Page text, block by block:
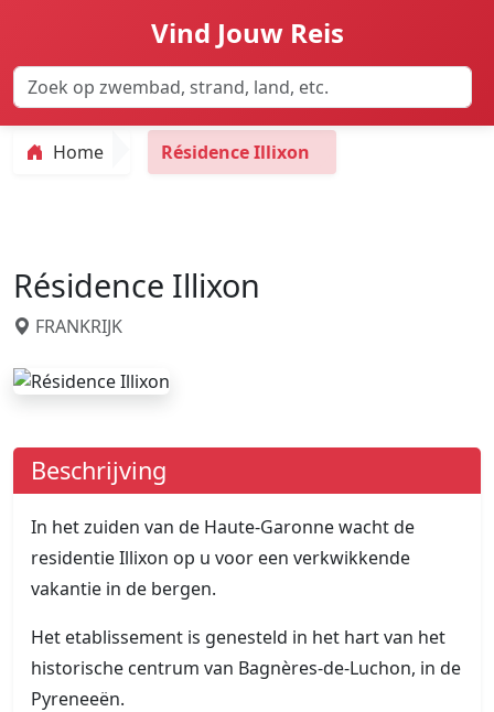
Vind Jouw Reis
Home Résidence Illixon
Résidence Illixon
FRANKRIJK
Beschrijving
In het zuiden van de Haute-Garonne wacht de
residentie Illixon op u voor een verkwikkende
vakantie in de bergen.
Het etablissement is genesteld in het hart van het
historische centrum van Bagnères-de-Luchon, in de
Pyreneeën.